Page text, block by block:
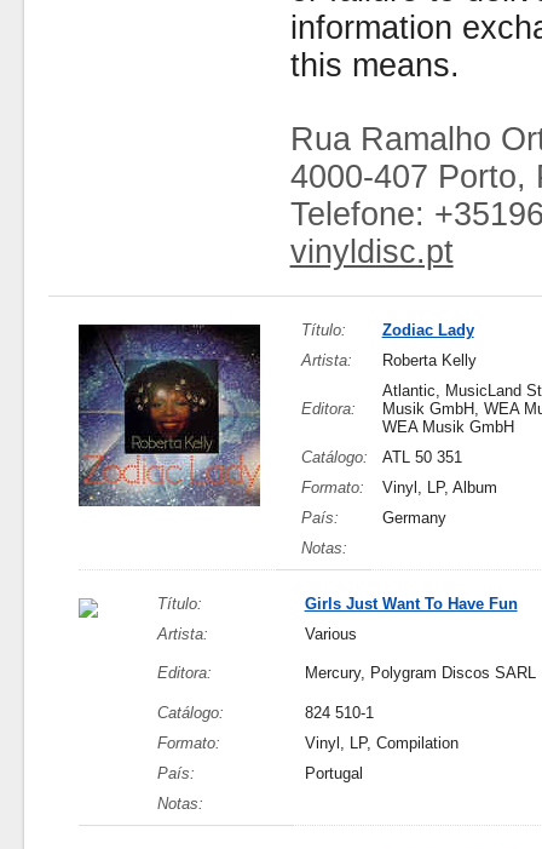
information
this means.
Rua Ramalho
4000-407 Porto,
Telefone:
vinyldisc.pt
Título:
Zodiac Lady
Artista:
Roberta Kelly
Editora:
Atlantic, MusicLand
Musik GmbH, WEA
WEA Musik GmbH
Catálogo:
ATL 50 351
Formato:
Vinyl, LP, Album
País:
Germany
Notas:
Título:
Girls Just Want To Have Fun
Artista:
Various
Editora: Mercury, Polygram Discos SARL
Catálogo:
824 510-1
Formato:
Vinyl, LP, Compilation
País:
Portugal
Notas: